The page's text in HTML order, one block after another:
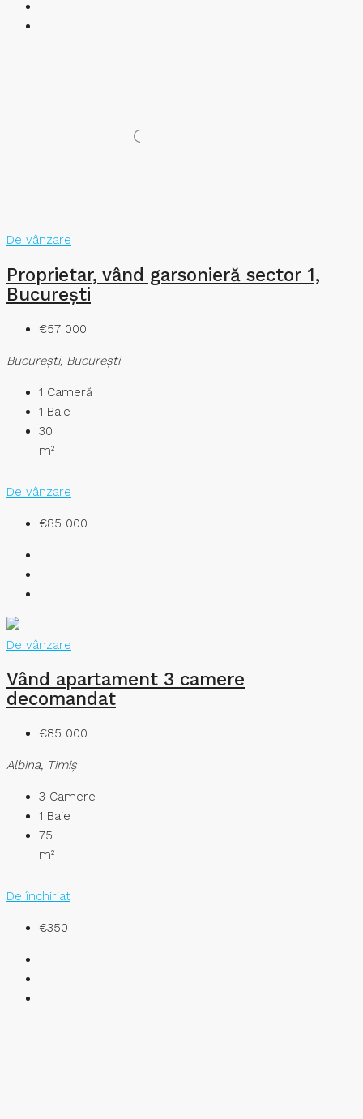
De vânzare
Proprietar, vând garsonieră sector 1,
București
€57 000
București, București
1 Cameră
1 Baie
30
m²
De vânzare
€85 000
De vânzare
Vând apartament 3 camere
decomandat
€85 000
Albina, Timiș
3 Camere
1 Baie
75
m²
De închiriat
€350